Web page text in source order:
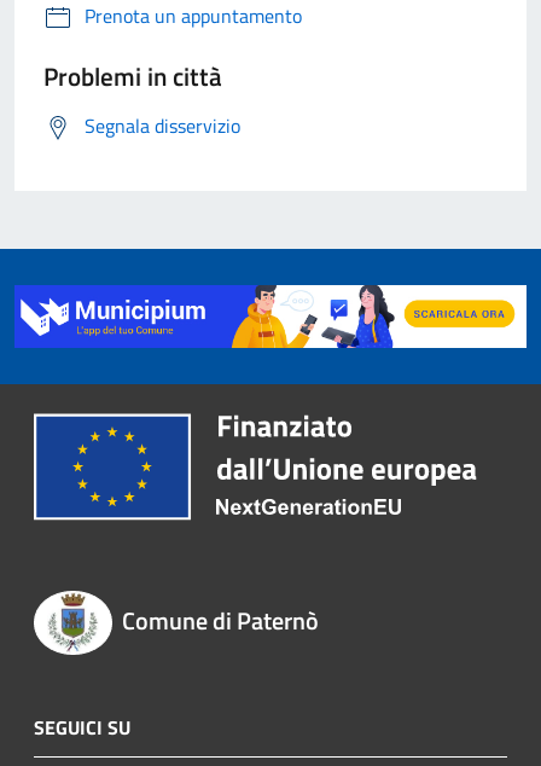
Prenota un appuntamento
Problemi in città
Segnala disservizio
Comune di Paternò
SEGUICI SU